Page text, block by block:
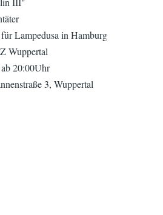
Lampedusa in Hamburg
Wuppertal
20:00Uhr
3, Wuppertal